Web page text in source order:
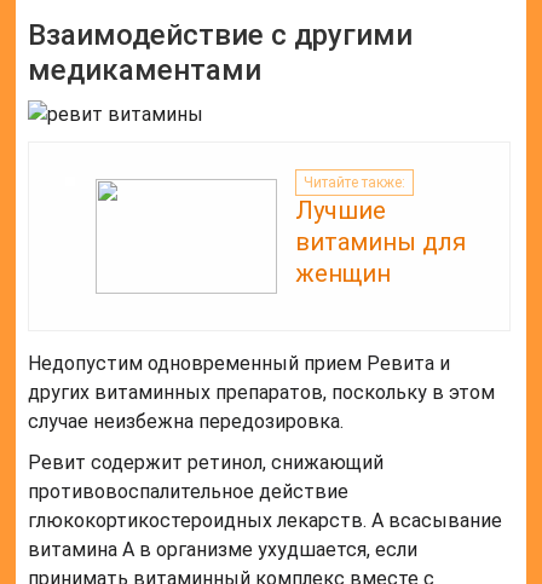
Взаимодействие с другими
медикаментами
Читайте также:
Лучшие
витамины для
женщин
Недопустим одновременный прием Ревита и
других витаминных препаратов, поскольку в этом
случае неизбежна передозировка.
Ревит содержит ретинол, снижающий
противовоспалительное действие
глюкокортикостероидных лекарств. А всасывание
витамина A в организме ухудшается, если
принимать витаминный комплекс вместе с